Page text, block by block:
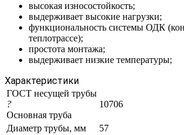
высокая износостойкость;
выдерживает высокие нагрузки;
функциональность системы ОДК
теплотрассе);
простота монтажа;
выдерживает низкие температуры;
Характеристики
ГОСТ несущей трубы
?
Основная труба
10706
Диаметр трубы, мм
57